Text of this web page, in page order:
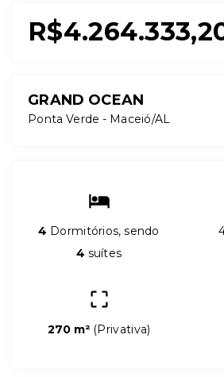
GRAND OCEAN
Ponta Verde - Maceió/AL
4 Dormitórios, sendo
4 suítes
270 m² (Privativa)